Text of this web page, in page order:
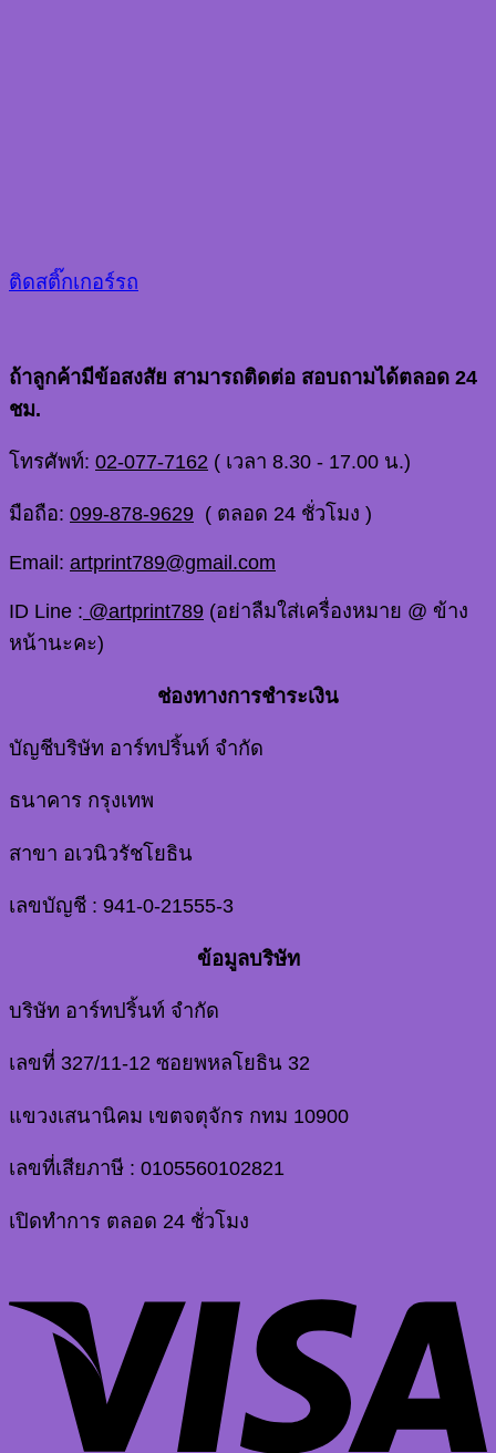
ติดสติ๊กเกอร์รถ
ถ้าลูกค้ามีข้อสงสัย สามารถติดต่อ สอบถามได้ตลอด 24
ชม.
โทรศัพท์: 02-077-7162 ( เวลา 8.30 - 17.00 น.)
มือถือ: 099-878-9629 ( ตลอด 24 ชั่วโมง )
Email: artprint789@gmail.com
ID Line : @artprint789 (อย่าลืมใส่เครื่องหมาย @ ข้าง
หน้านะคะ)
ช่องทางการชำระเงิน
บัญชีบริษัท อาร์ทปริ้นท์ จำกัด
ธนาคาร กรุงเทพ
สาขา อเวนิวรัชโยธิน
เลขบัญชี : 941-0-21555-3
ข้อมูลบริษัท
บริษัท อาร์ทปริ้นท์ จำกัด
เลขที่ 327/11-12 ซอยพหลโยธิน 32
แขวงเสนานิคม เขตจตุจักร กทม 10900
เลขที่เสียภาษี : 0105560102821
เปิดทำการ ตลอด 24 ชั่วโมง